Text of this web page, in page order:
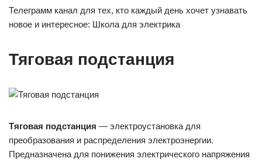
Телеграмм канал для тех, кто каждый день хочет узнавать
новое и интересное: Школа для электрика
Тяговая подстанция
Тяговая подстанция — электроустановка для
преобразования и распределения электроэнергии.
Предназначена для понижения электрического напряжения